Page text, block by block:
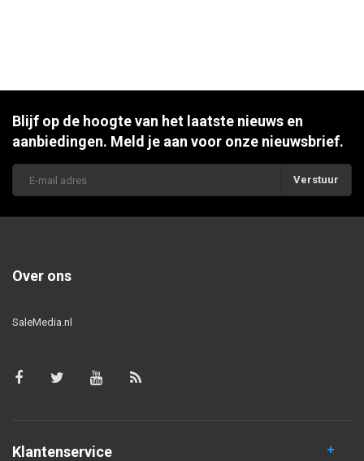
Blijf op de hoogte van het laatste nieuws en
aanbiedingen. Meld je aan voor onze nieuwsbrief.
Verstuur
Over ons
SaleMedia.nl
Klantenservice